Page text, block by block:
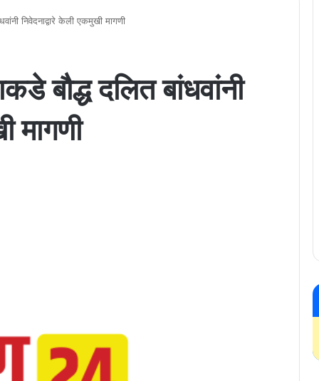
निवेदनाद्वारे केली एकमुखी मागणी
बौद्ध दलित बांधवांनी
मागणी